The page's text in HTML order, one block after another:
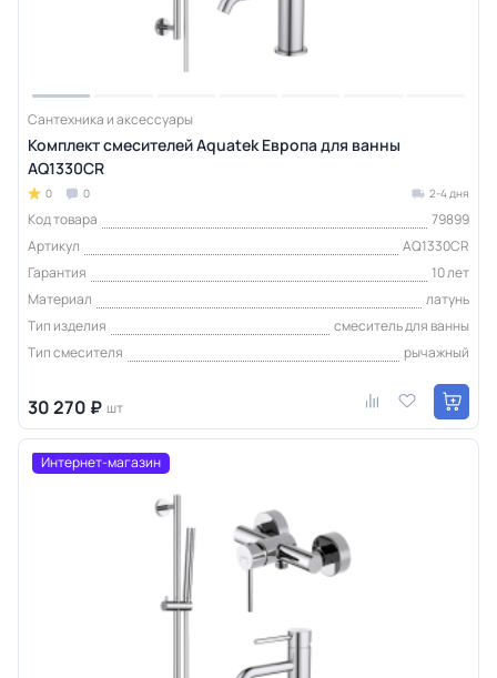
Сантехника и аксессуары
Комплект смесителей Aquatek Европа для ванны
AQ1330CR
0 0 2-4 дня
Код товара
79899
Артикул
AQ1330CR
Гарантия
10 лет
Материал
латунь
Тип изделия
смеситель для ванны
Тип смесителя
рычажный
30 270 ₽ шт
Интернет-магазин